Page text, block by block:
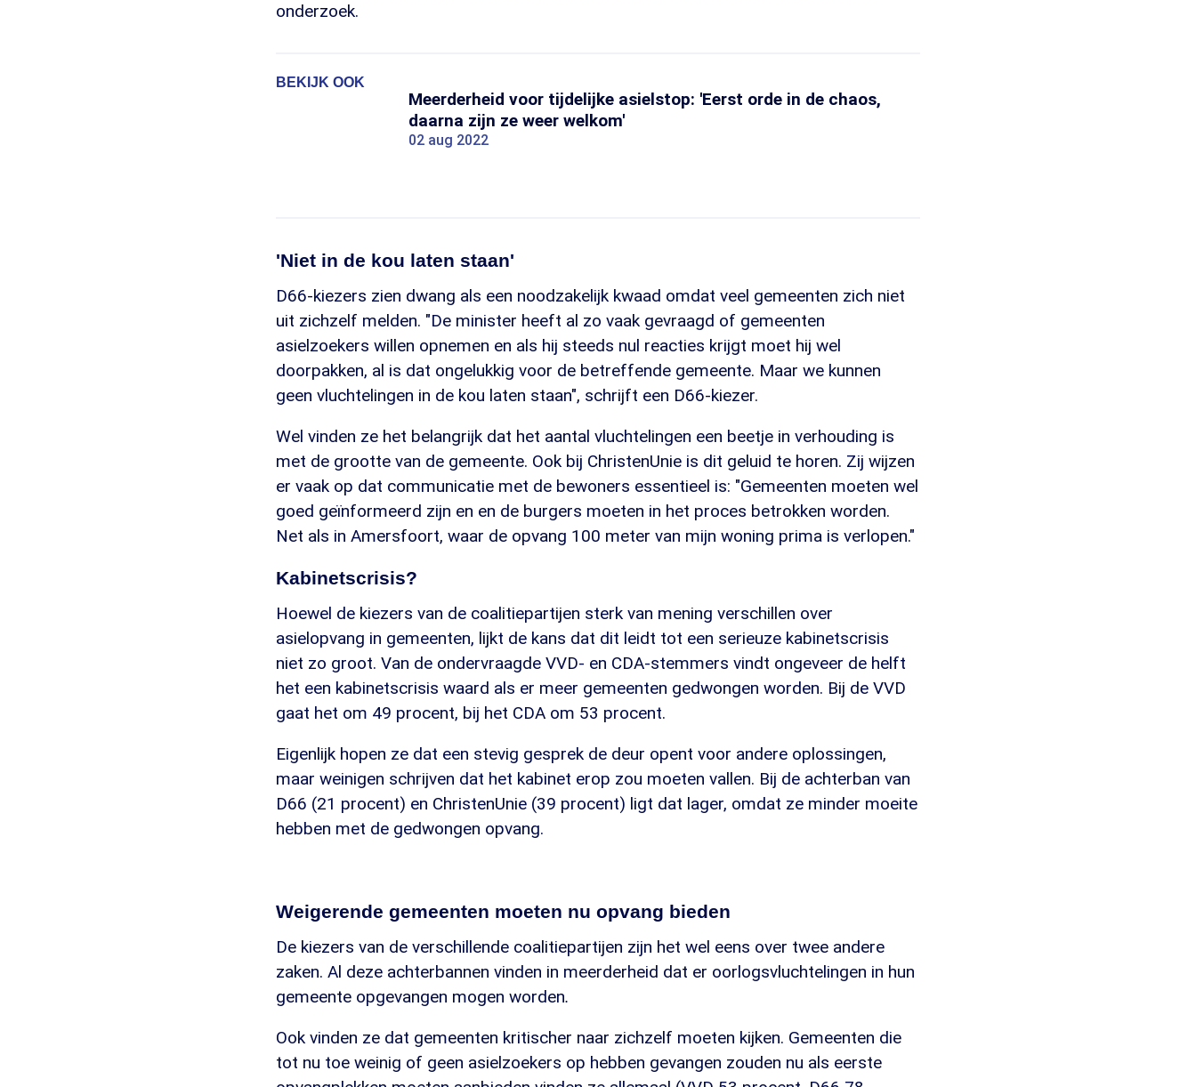
onderzoek.
BEKIJK OOK
Meerderheid voor tijdelijke asielstop: 'Eerst orde in de chaos,
daarna zijn ze weer welkom'
02 aug 2022
'Niet in de kou laten staan'
D66-kiezers zien dwang als een noodzakelijk kwaad omdat veel gemeenten zich niet
uit zichzelf melden. "De minister heeft al zo vaak gevraagd of gemeenten
asielzoekers willen opnemen en als hij steeds nul reacties krijgt moet hij wel
doorpakken, al is dat ongelukkig voor de betreffende gemeente. Maar we kunnen
geen vluchtelingen in de kou laten staan", schrijft een D66-kiezer.
Wel vinden ze het belangrijk dat het aantal vluchtelingen een beetje in verhouding is
met de grootte van de gemeente. Ook bij ChristenUnie is dit geluid te horen. Zij wijzen
er vaak op dat communicatie met de bewoners essentieel is: "Gemeenten moeten wel
goed geïnformeerd zijn en en de burgers moeten in het proces betrokken worden.
Net als in Amersfoort, waar de opvang 100 meter van mijn woning prima is verlopen."
Kabinetscrisis?
Hoewel de kiezers van de coalitiepartijen sterk van mening verschillen over
asielopvang in gemeenten, lijkt de kans dat dit leidt tot een serieuze kabinetscrisis
niet zo groot. Van de ondervraagde VVD- en CDA-stemmers vindt ongeveer de helft
het een kabinetscrisis waard als er meer gemeenten gedwongen worden. Bij de VVD
gaat het om 49 procent, bij het CDA om 53 procent.
Eigenlijk hopen ze dat een stevig gesprek de deur opent voor andere oplossingen,
maar weinigen schrijven dat het kabinet erop zou moeten vallen. Bij de achterban van
D66 (21 procent) en ChristenUnie (39 procent) ligt dat lager, omdat ze minder moeite
hebben met de gedwongen opvang.
Weigerende gemeenten moeten nu opvang bieden
De kiezers van de verschillende coalitiepartijen zijn het wel eens over twee andere
zaken. Al deze achterbannen vinden in meerderheid dat er oorlogsvluchtelingen in hun
gemeente opgevangen mogen worden.
Ook vinden ze dat gemeenten kritischer naar zichzelf moeten kijken. Gemeenten die
tot nu toe weinig of geen asielzoekers op hebben gevangen zouden nu als eerste